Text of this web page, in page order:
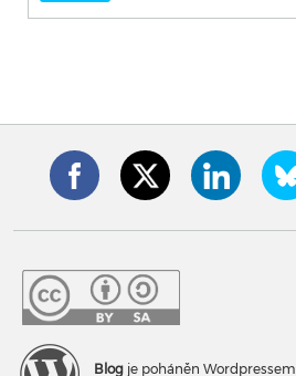
Blog je poháněn Wordpressem.